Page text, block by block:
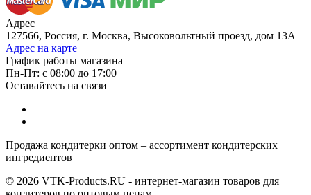
Адрес
127566, Россия, г. Москва, Высоковольтный проезд, дом 13А
Адрес на карте
График работы магазина
Пн-Пт: с 08:00 до 17:00
Оставайтесь на связи
Продажа кондитерки оптом – ассортимент кондитерских
ингредиентов
© 2026 VTK-Products.RU - интернет-магазин товаров для